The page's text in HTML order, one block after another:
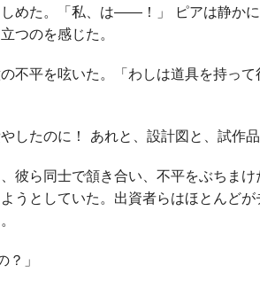
めた。「私、は――！」 ピアは静か
つのを感じた。
不平を呟いた。「わしは道具を持っ
したのに！ あれと、設計図と、試作
彼ら同士で頷き合い、不平をぶちま
うとしていた。出資者らはほとんど
」